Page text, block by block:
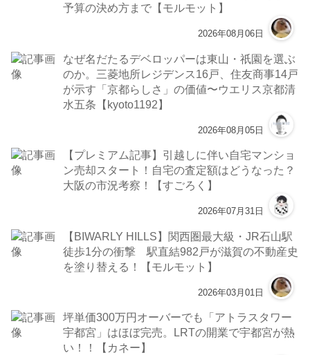
予算の決め方まで【モルモット】
2026年08月06日
なぜ名だたるデベロッパーは東山・祇園を選ぶ
のか。三菱地所レジデンス16戸、住友商事14戸
が示す「京都らしさ」の価値〜ウエリス京都清
水五条【kyoto1192】
2026年08月05日
【プレミアム記事】引越しに伴い自宅マンショ
ン売却スタート！自宅の査定額はどうなった？
大阪の市況考察！【すごろく】
2026年07月31日
【BIWARLY HILLS】関西圏最大級・JR石山駅
徒歩1分の衝撃 駅直結982戸が滋賀の不動産史
を塗り替える！【モルモット】
2026年03月01日
坪単価300万円オーバーでも「アトラスタワー
宇都宮」はほぼ完売。LRTの開業で宇都宮が熱
い！！【カネー】